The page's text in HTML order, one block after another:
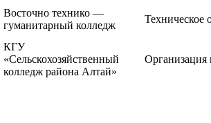
Восточно технико —
гуманитарный колледж
Техническое
КГУ
«Сельскохозяйственный
колледж района Алтай»
Организация